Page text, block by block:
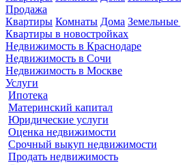
Продажа
Квартиры Комнаты Дома Земельные
Квартиры в новостройках
Недвижимость в Краснодаре
Недвижимость в Сочи
Недвижимость в Москве
Услуги
Ипотека
Материнский капитал
Юридические услуги
Оценка недвижимости
Срочный выкуп недвижимости
Продать недвижимость